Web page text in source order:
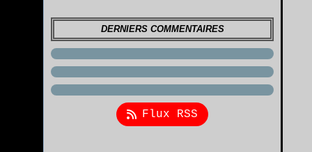
DERNIERS COMMENTAIRES
Flux RSS